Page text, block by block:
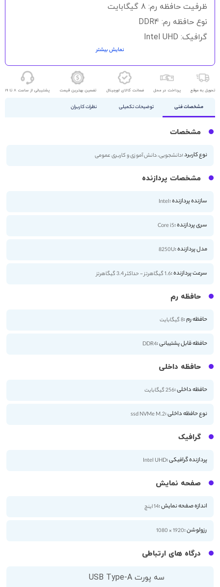
ظرفیت حافظه رم: 8 گیگابایت
نوع حافظه رم: DDR4
گرافیک: Intel UHD
اندازه صفحه نمایش: 14 اینچ
کیفیت صفحه نمایش: FHD
نمایش بیشتر
تحویل به موقع پرداخت در محل ضمانت کالای اورجینال تضمین بهترین قیمت پشتیبانی از ساعت 8 تا 19
مشخصات فنی توضیحات تکمیلی نظرات کاربران
مشخصات
نوع کاربرد :دانشجویی، دانش آموزی و کاربری عمومی
مشخصات پردازنده
سازنده پردازنده :Intel
سری پردازنده :Core i5
مدل پردازنده :8250U
سرعت پردازنده :1.6 گیگاهرتز - حداکثر 3.4 گیگاهرتز
حافظه رم
حافظه رم :8 گیگابایت
حافظه قابل پشتیبانی :DDR4
حافظه داخلی
حافظه داخلی :256 گیگابایت
نوع حافظه داخلی :ssd NVMe M.2
گرافیک
پردازنده گرافیکی :Intel UHD
صفحه نمایش
اندازه صفحه نمایش :14 اینچ
رزولوشن :1920 × 1080
درگاه های ارتباطی
سه پورت USB Type-A